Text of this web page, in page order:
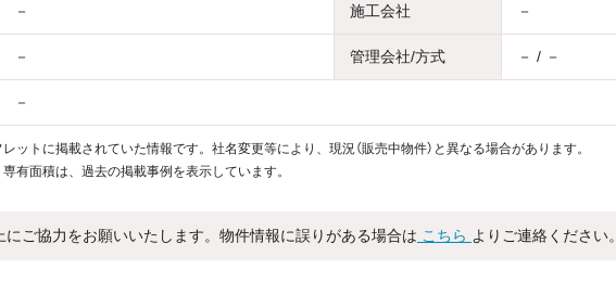
－ 施工会社 －
－ 管理会社/方式 － / －
－
ットに掲載されていた情報です。社名変更等により、現況（販売中物件）と異なる場合があります。
有面積は、過去の掲載事例を表示しています。
にご協力をお願いいたします。物件情報に誤りがある場合は こちら よりご連絡ください。